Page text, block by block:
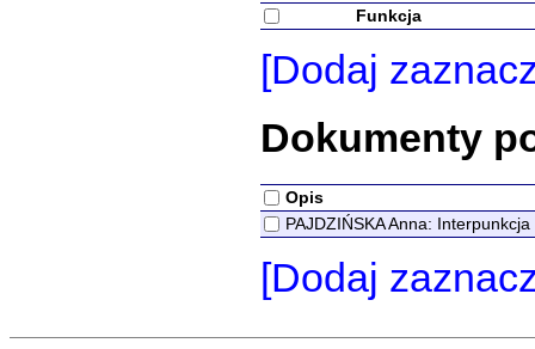
Funkcja
[Dodaj
Dokumenty
Opis
PAJDZIŃSKA Anna:
[Dodaj